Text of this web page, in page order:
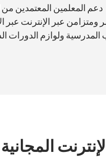
دعم المعلمين المعتمدين من
عبر الإنترنت عبر
المجانية